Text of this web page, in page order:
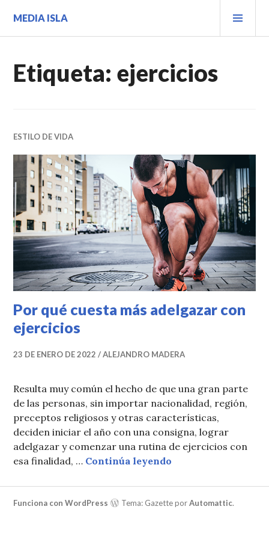
contenido.
MEDIA ISLA
Etiqueta: ejercicios
ESTILO DE VIDA
Por qué cuesta más adelgazar con
ejercicios
23 DE ENERO DE 2022 ALEJANDRO MADERA
Resulta muy común el hecho de que una gran parte
de las personas, sin importar nacionalidad, región,
preceptos religiosos y otras características,
deciden iniciar el año con una consigna, lograr
adelgazar y comenzar una rutina de ejercicios con
esa finalidad, … Continúa leyendo
Funciona con WordPress Tema: Gazette porAutomattic.